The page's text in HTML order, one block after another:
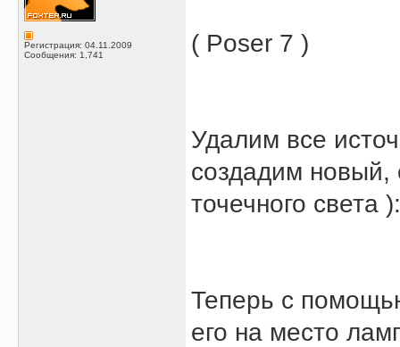
Регистрация: 04.11.2009
Сообщения: 1,741
( Poser 7 )
Удалим все
создадим новый,
точечного света ):
Теперь с
его на место